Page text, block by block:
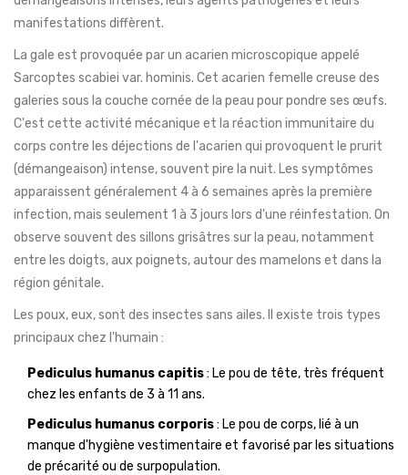
manifestations diffèrent.
La gale est provoquée par un acarien microscopique appelé
Sarcoptes scabiei var. hominis. Cet acarien femelle creuse des
galeries sous la couche cornée de la peau pour pondre ses œufs.
C'est cette activité mécanique et la réaction immunitaire du
corps contre les déjections de l'acarien qui provoquent le prurit
(démangeaison) intense, souvent pire la nuit. Les symptômes
apparaissent généralement 4 à 6 semaines après la première
infection, mais seulement 1 à 3 jours lors d'une réinfestation. On
observe souvent des sillons grisâtres sur la peau, notamment
entre les doigts, aux poignets, autour des mamelons et dans la
région génitale.
Les poux, eux, sont des insectes sans ailes. Il existe trois types
principaux chez l'humain :
Pediculus humanus capitis: Le pou de tête, très fréquent
chez les enfants de 3 à 11 ans.
Pediculus humanus corporis: Le pou de corps, lié à un
manque d'hygiène vestimentaire et favorisé par les situations
de précarité ou de surpopulation.